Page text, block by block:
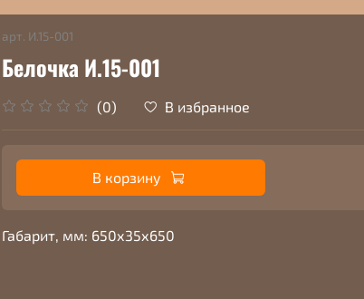
арт. И.15-001
Белочка И.15-001
(0) В избранное
В корзину
Габарит, мм: 650х35х650